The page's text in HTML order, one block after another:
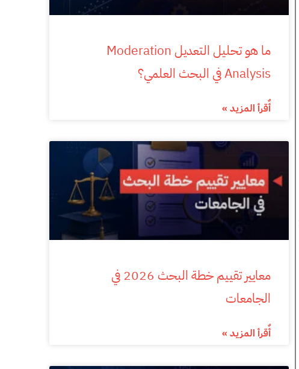
ما هو تحليل التعديل Moderation
Analysis في البحث العلمي؟
أٌقرأ المزيد »
معايير تقييم خطة البحث 2026 في
الجامعات
أٌقرأ المزيد »